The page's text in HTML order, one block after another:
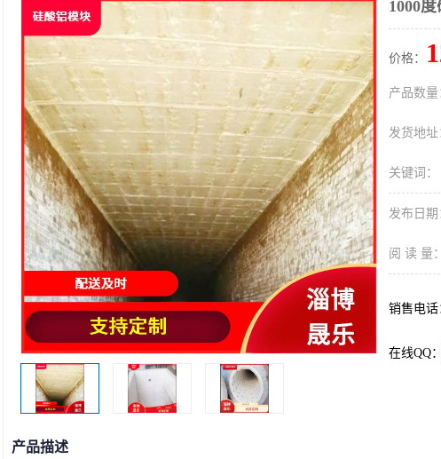
1000
价格：
产品数量
发货地址
关键词：
发布日期
阅 读 量：
销售电话
在线QQ：
产品描述